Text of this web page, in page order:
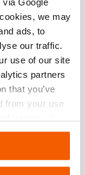
Google
we may
ads, to
our traffic.
use of our site
partners
that you’ve
from your use
aan